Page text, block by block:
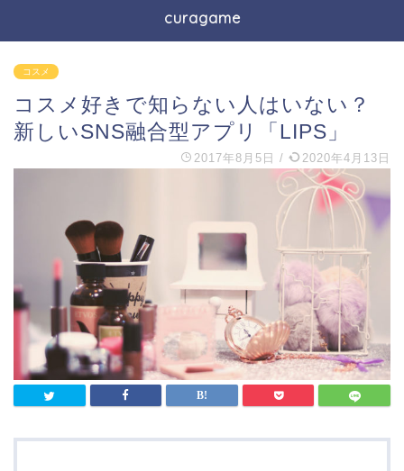
curagame
コスメ
コスメ好きで知らない人はいない？
新しいSNS融合型アプリ「LIPS」
2017年8月5日 / 2020年4月13日